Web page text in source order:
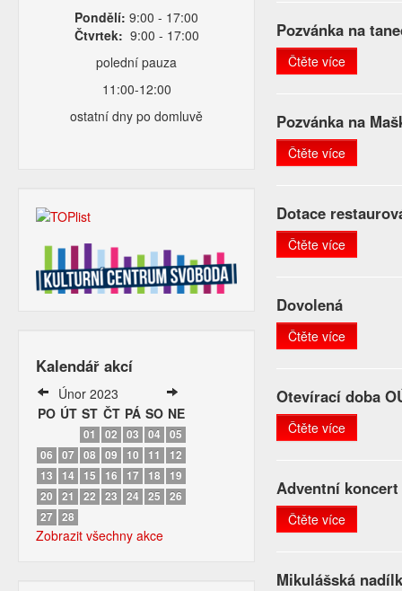
Pondělí: 9:00 - 17:00
Čtvrtek: 9:00 - 17:00
polední pauza
11:00-12:00
ostatní dny po domluvě
Kalendář akcí
Únor 2023
PO ÚT ST ČT PÁ SO NE
01 02 03 04
05
06
07 08 09 10 11
12
13
14 15 16 17 18
19
20
21 22 23 24 25
26
27 28
Zobrazit všechny akce
Pozvánka na
Čtěte více
Pozvánka na
Čtěte více
Dotace
Čtěte více
Dovolená
Čtěte více
Otevírací doba
Čtěte více
Adventní koncert
Čtěte více
Mikulášská